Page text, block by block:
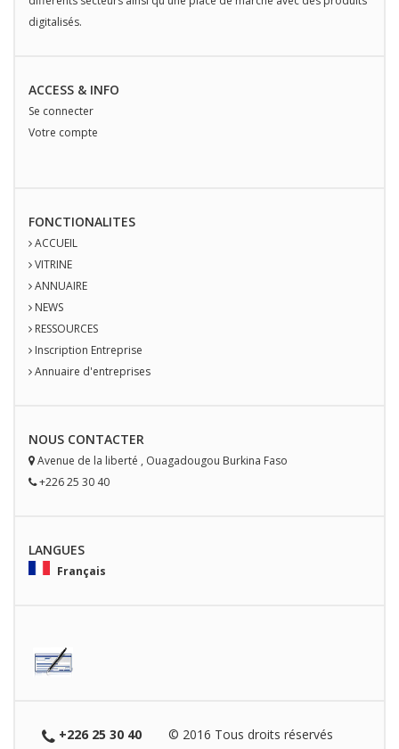
digitalisés.
ACCESS & INFO
Se connecter
Votre compte
FONCTIONALITES
ACCUEIL
VITRINE
ANNUAIRE
NEWS
RESSOURCES
Inscription Entreprise
Annuaire d'entreprises
NOUS CONTACTER
Avenue de la liberté , Ouagadougou Burkina Faso
+226 25 30 40
LANGUES
Français
+226 25 30 40 © 2016 Tous droits réservés